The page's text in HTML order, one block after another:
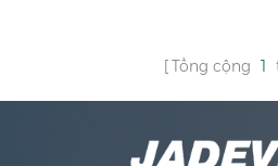
Tổng cộng 1